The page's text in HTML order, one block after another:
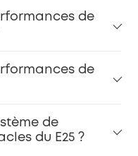
de
de
de
du E25 ?